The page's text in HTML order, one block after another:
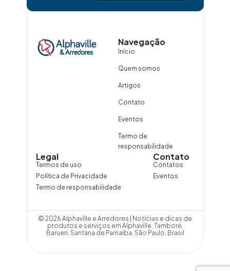
Navegação
Início
Quem somos
Artigos
Contato
Eventos
Termo de
responsabilidade
Contato
Contatos
Eventos
Legal
Termos de uso
Política de Privacidade
Termo de responsabilidade
© 2026 Alphaville e Arredores | Notícias e dicas de
produtos e serviços em Alphaville, Tamboré,
Barueri, Santana de Parnaíba, São Paulo, Brasil